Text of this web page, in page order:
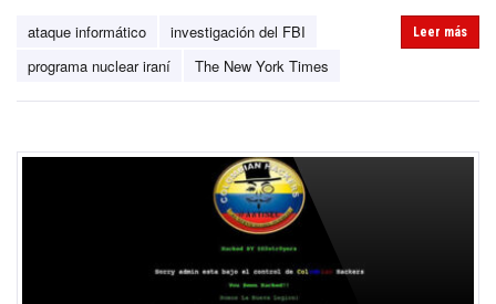
ataque informático
investigación del FBI
programa nuclear iraní
The New York Times
Leer más